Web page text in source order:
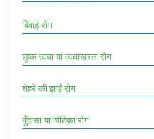
बिवाई रोग
शुष्क त्वचा या त्वचाखरता रोग
चेहरे की झाईं रोग
मुँहासा या पिटिका रोग